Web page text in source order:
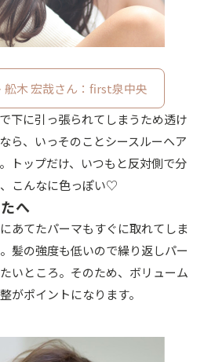
舩木 宏哉さん：first泉中央
下に引っ張られてしまうため透け
ら、いっそのことシースルーヘア
トップだけ、いつもと反対側で分
こんなに色っぽい♡
へ
あてたパーマもすぐに取れてしま
髪の強度も低いので繰り返しパー
いところ。そのため、ボリューム
がポイントになります。